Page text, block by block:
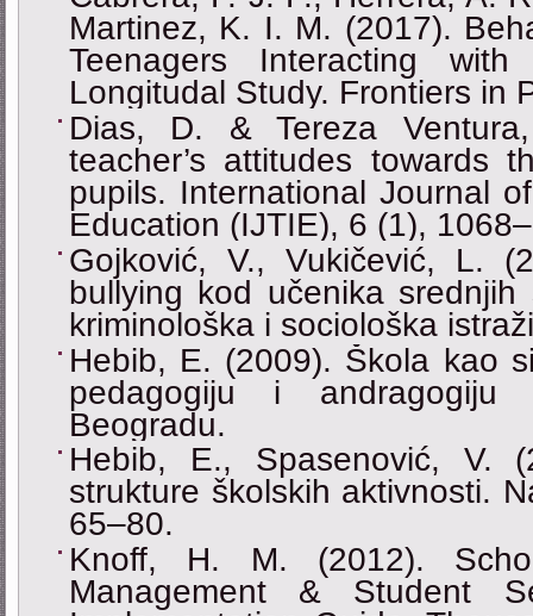
Martinez, K. I. M. (2017).
Teenagers Interacting
Longitudal Study. Frontiers in
Dias, D. & Tereza
teacher’s attitudes towards
pupils. International Journal
Education (IJTIE), 6 (1),
Gojković, V., Vukičević, L.
bullying kod učenika
kriminološka i sociološka
Hebib, E. (2009). Škola kao
pedagogiju i andragogiju
Beogradu.
Hebib, E., Spasenović, V.
strukture školskih aktivnosti.
65‒80.
Knoff, H. M. (2012).
Management & Student